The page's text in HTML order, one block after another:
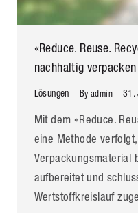
«Reduce. Reuse.
nachhaltig verpacken
Lösungen By admin 31.
Mit dem «Reduce.
eine Methode
Verpackungsmaterial
aufbereitet und
Wertstoffkreislauf